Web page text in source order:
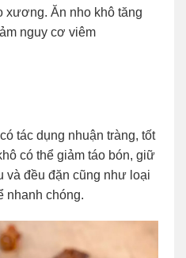
xương. Ăn nho khô tăng
nguy cơ viêm
tác dụng nhuận tràng, tốt
có thể giảm táo bón, giữ
và đều đặn cũng như loại
nhanh chóng.